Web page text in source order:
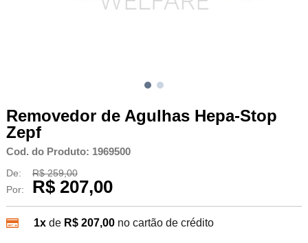
Removedor de Agulhas Hepa-Stop
Zepf
Cod. do Produto: 1969500
De:
R$ 259,00
Por:
R$ 207,00
1xde R$ 207,00 no cartão de crédito